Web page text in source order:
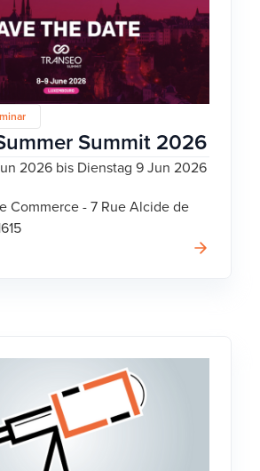
Summit 2026
2026 bis Dienstag 9 Jun 2026
Commerce - 7 Rue Alcide de